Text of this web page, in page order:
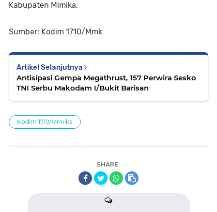
Kabupaten Mimika.
Sumber: Kodim 1710/Mmk
Artikel Selanjutnya
Antisipasi Gempa Megathrust, 157 Perwira Sesko
TNI Serbu Makodam I/Bukit Barisan
Kodim 1710/Mimika
SHARE